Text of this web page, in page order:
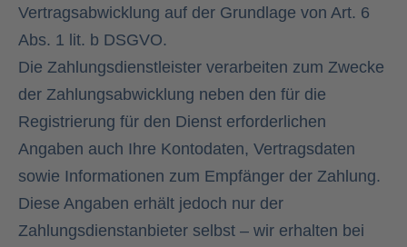
Vertragsabwicklung auf der Grundlage von Art. 6
Abs. 1 lit. b DSGVO.
Die Zahlungsdienstleister verarbeiten zum Zwecke
der Zahlungsabwicklung neben den für die
Registrierung für den Dienst erforderlichen
Angaben auch Ihre Kontodaten, Vertragsdaten
sowie Informationen zum Empfänger der Zahlung.
Diese Angaben erhält jedoch nur der
Zahlungsdienstanbieter selbst – wir erhalten bei